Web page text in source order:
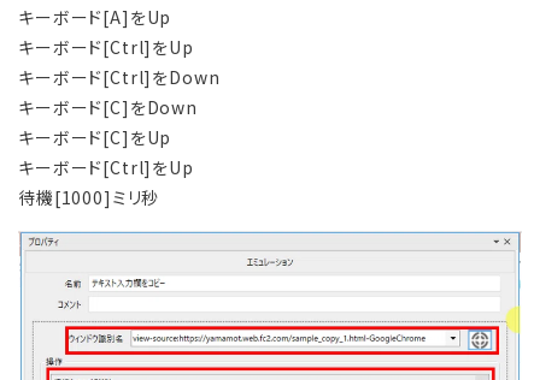
キーボード[A]をUp
キーボード[Ctrl]をUp
キーボード[Ctrl]をDown
キーボード[C]をDown
キーボード[C]をUp
キーボード[Ctrl]をUp
待機[1000]ミリ秒